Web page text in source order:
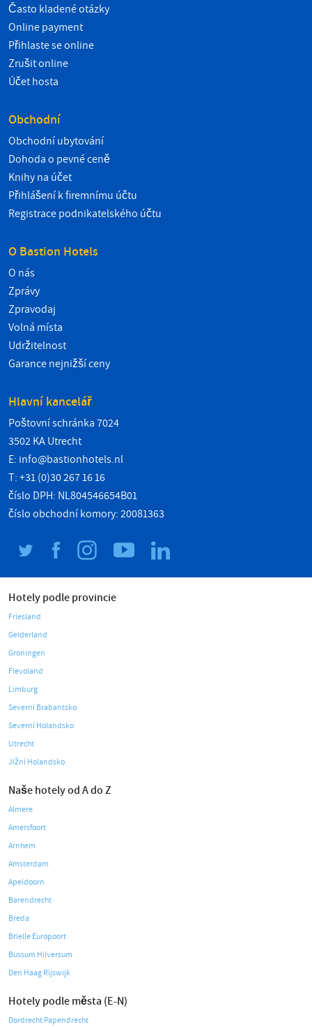
Často kladené otázky
Online payment
Přihlaste se online
Zrušit online
Účet hosta
Obchodní
Obchodní ubytování
Dohoda o pevné ceně
Knihy na účet
Přihlášení k firemnímu účtu
Registrace podnikatelského účtu
O Bastion Hotels
O nás
Zprávy
Zpravodaj
Volná místa
Udržitelnost
Garance nejnižší ceny
Hlavní kancelář
Poštovní schránka 7024
3502 KA Utrecht
E: info@bastionhotels.nl
T: +31 (0)30 267 16 16
číslo DPH: NL804546654B01
číslo obchodní komory: 20081363
Hotely podle provincie
Friesland
Gelderland
Groningen
Flevoland
Limburg
Severní Brabantsko
Severní Holandsko
Utrecht
Jižní Holandsko
Naše hotely od A do Z
Almere
Amersfoort
Arnhem
Amsterdam
Apeldoorn
Barendrecht
Breda
Brielle Europoort
Bussum Hilversum
Den Haag Rijswijk
Hotely podle města (E-N)
Dordrecht Papendrecht